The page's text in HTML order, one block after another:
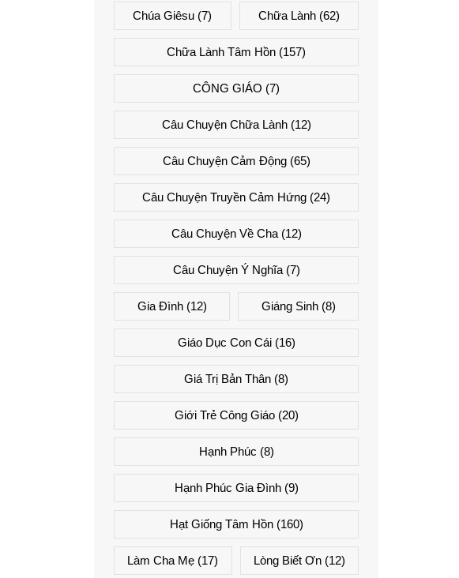
Chúa Giêsu (7) Chữa Lành(62)
Chữa Lành Tâm Hồn (157)
CÔNG GIÁO (7)
Câu Chuyện Chữa Lành(12)
Câu Chuyện Cảm Động(65)
Câu Chuyện Truyền Cảm Hứng (24)
Câu Chuyện Về Cha(12)
Câu Chuyện Ý Nghĩa(7)
Gia Đình(12) Giáng Sinh(8)
Giáo Dục Con Cái(16)
Giá Trị Bản Thân (8)
Giới Trẻ Công Giáo(20)
Hạnh Phúc (8)
Hạnh Phúc Gia Đình(9)
Hạt Giống Tâm Hồn(160)
Làm Cha Mẹ (17) Lòng Biết Ơn(12)